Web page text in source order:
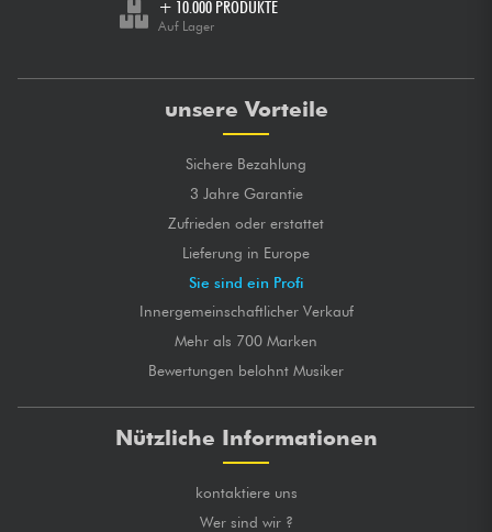
+ 10.000 PRODUKTE
Auf Lager
unsere Vorteile
Sichere Bezahlung
3 Jahre Garantie
Zufrieden oder erstattet
Lieferung in Europe
Sie sind ein Profi
Innergemeinschaftlicher Verkauf
Mehr als 700 Marken
Bewertungen belohnt Musiker
Nützliche Informationen
kontaktiere uns
Wer sind wir ?